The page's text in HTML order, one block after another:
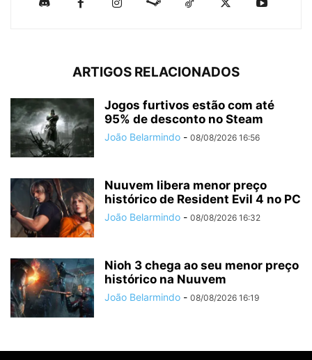
ARTIGOS RELACIONADOS
Jogos furtivos estão com até
95% de desconto no Steam
João Belarmindo - 08/08/2026 16:56
Nuuvem libera menor preço
histórico de Resident Evil 4 no PC
João Belarmindo - 08/08/2026 16:32
Nioh 3 chega ao seu menor preço
histórico na Nuuvem
João Belarmindo - 08/08/2026 16:19